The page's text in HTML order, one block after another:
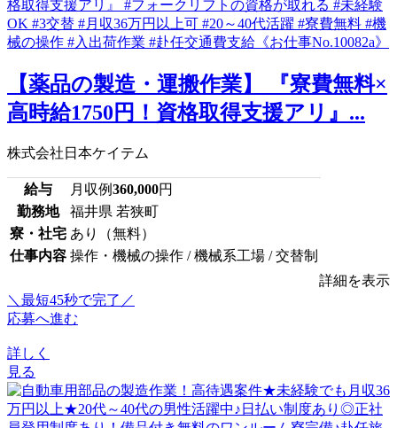
【薬品の製造・運搬作業】 『寮費無料×
高時給1750円！資格取得支援アリ』...
株式会社日本ケイテム
給与 月収例360,000円
勤務地
福井県 若狭町
寮・社宅 あり（無料）
仕事内容 操作・機械の操作 / 機械系工場 / 交替制
詳細を表示
＼最短45秒で完了／
応募へ進む
詳しく
見る